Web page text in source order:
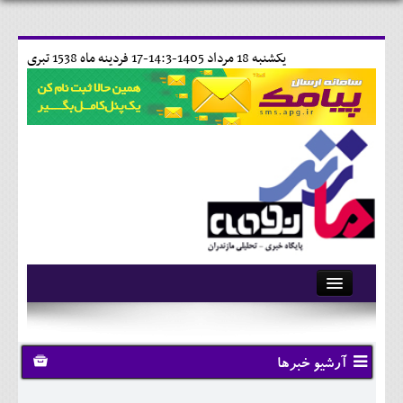
17 فردينه ماه 1538 تبری يکشنبه 18 مرداد 1405-14:3-
آرشیو
تماس با ما
وبلاگ
آرشیو خبرها